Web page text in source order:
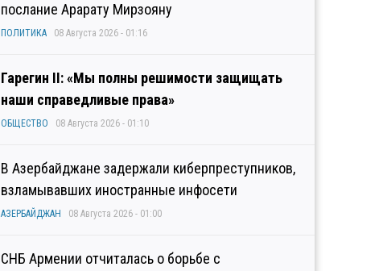
послание Арарату Мирзояну
ПОЛИТИКА 08 Августа 2026 - 01:16
Гарегин II: «Мы полны решимости защищать
наши справедливые права»
ОБЩЕСТВО 08 Августа 2026 - 01:10
В Азербайджане задержали киберпреступников,
взламывавших иностранные инфосети
АЗЕРБАЙДЖАН 08 Августа 2026 - 01:00
СНБ Армении отчиталась о борьбе с